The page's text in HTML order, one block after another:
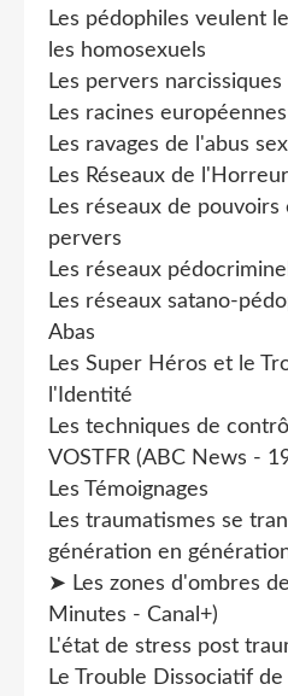
Les pédophiles veulent
les homosexuels
Les pervers narcissiques
Les racines
Les ravages de l'abus
Les Réseaux de
Les réseaux de
pervers
Les réseaux
Les réseaux satano-
Abas
Les Super Héros et le
l'Identité
Les techniques de
VOSTFR (ABC News -
Les Témoignages
Les traumatismes se
génération en
➤ Les zones d'ombres
Minutes - Canal+)
L'état de stress post
Le Trouble Dissociatif